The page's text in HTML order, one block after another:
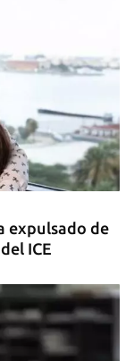
expulsado de
ICE